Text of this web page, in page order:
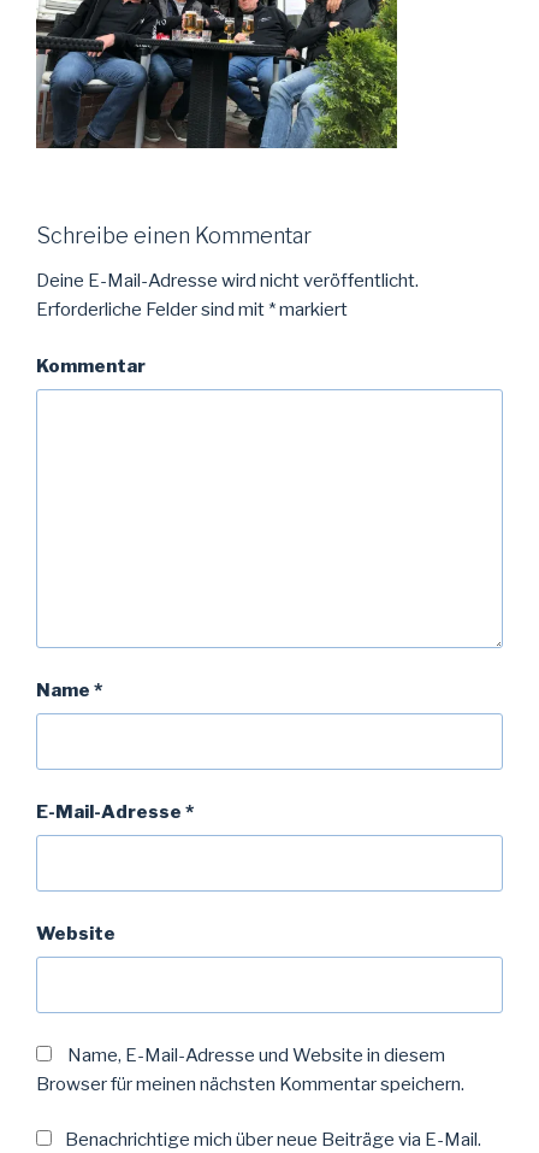
Schreibe einen Kommentar
Deine E-Mail-Adresse wird nicht veröffentlicht.
Erforderliche Felder sind mit *markiert
Kommentar
Name *
E-Mail-Adresse *
Website
Name, E-Mail-Adresse und Website in diesem
Browser für meinen nächsten Kommentar speichern.
Benachrichtige mich über neue Beiträge via E-Mail.